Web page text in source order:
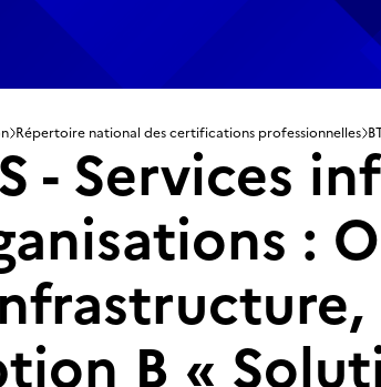
Répertoire national des certifications professionnelles
- Services
:
B «